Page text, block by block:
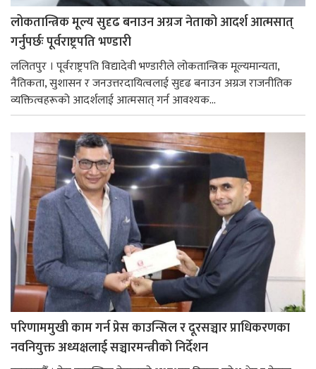
लोकतान्त्रिक मूल्य सुदृढ बनाउन अग्रज नेताको आदर्श आत्मसात्
गर्नुपर्छः पूर्वराष्ट्रपति भण्डारी
ललितपुर । पूर्वराष्ट्रपति विद्यादेवी भण्डारीले लोकतान्त्रिक मूल्यमान्यता,
नैतिकता, सुशासन र जनउत्तरदायित्वलाई सुदृढ बनाउन अग्रज राजनीतिक
व्यक्तित्वहरूको आदर्शलाई आत्मसात् गर्न आवश्यक...
परिणाममुखी काम गर्न प्रेस काउन्सिल र दूरसञ्चार प्राधिकरणका
नवनियुक्त अध्यक्षलाई सञ्चारमन्त्रीको निर्देशन